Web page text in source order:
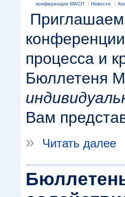
конференции МАСП Новости
Приглашаем
процесса и
Бюллетеня
Вам
»
Читать далее